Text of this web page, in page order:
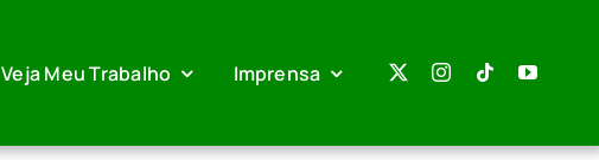
Veja Meu Trabalho Imprensa